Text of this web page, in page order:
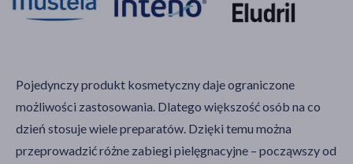
Pojedynczy produkt kosmetyczny daje ograniczone
możliwości zastosowania. Dlatego większość osób na co
dzień stosuje wiele preparatów. Dzięki temu można
przeprowadzić różne zabiegi pielęgnacyjne – począwszy od